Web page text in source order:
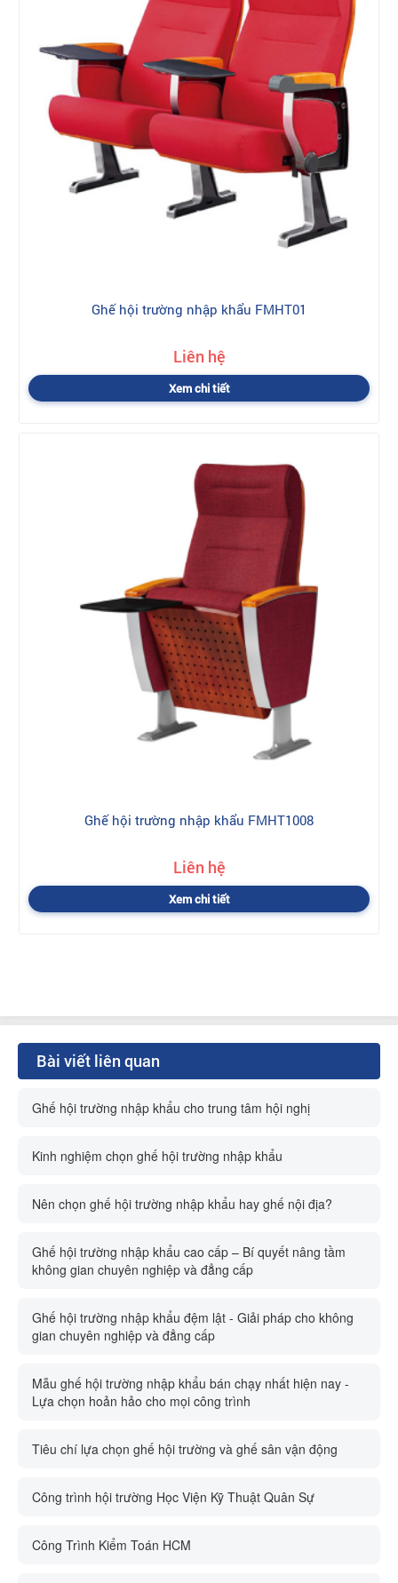
Ghế hội trường nhập khẩu FMHT01
Liên hệ
Xem chi tiết
Ghế hội trường nhập khẩu FMHT1008
Liên hệ
Xem chi tiết
Bài viết liên quan
Ghế hội trường nhập khẩu cho trung tâm hội nghị
Kinh nghiệm chọn ghế hội trường nhập khẩu
Nên chọn ghế hội trường nhập khẩu hay ghế nội địa?
Ghế hội trường nhập khẩu cao cấp – Bí quyết nâng tầm
không gian chuyên nghiệp và đẳng cấp
Ghế hội trường nhập khẩu đệm lật - Giải pháp cho không
gian chuyên nghiệp và đẳng cấp
Mẫu ghế hội trường nhập khẩu bán chạy nhất hiện nay -
Lựa chọn hoản hảo cho mọi công trình
Tiêu chí lựa chọn ghế hội trường và ghế sân vận động
Công trình hội trường Học Viện Kỹ Thuật Quân Sự
Công Trình Kiểm Toán HCM